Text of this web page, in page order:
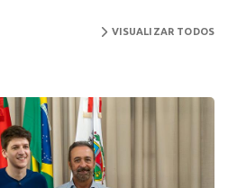
VISUALIZAR TODOS